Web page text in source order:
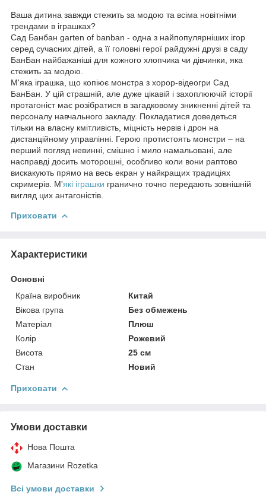
Ваша дитина завжди стежить за модою та всіма новітніми
трендами в іграшках?
Сад Банбан garten of banban - одна з найпопулярніших ігор
серед сучасних дітей, а її головні герої райдужні друзі в саду
БанБан найбажаніші для кожного хлопчика чи дівчинки, яка
стежить за модою.
М'яка іграшка, що копіює монстра з хорор-відеогри Сад
БанБан. У цій страшній, але дуже цікавій і захоплюючій історії
протагоніст має розібратися в загадковому зникненні дітей та
персоналу навчального закладу. Покладатися доведеться
тільки на власну кмітливість, міцність нервів і дрон на
дистанційному управлінні. Герою протистоять монстри – на
перший погляд невинні, смішно і мило намальовані, але
насправді досить моторошні, особливо коли вони раптово
вискакують прямо на весь екран у найкращих традиціях
скримерів. М'які іграшки гранично точно передають зовнішній
вигляд цих антагоністів.
Приховати
Характеристики
Основні
Країна виробник
Китай
Вікова група
Без обмежень
Матеріал
Плюш
Колір
Рожевий
Висота
25 см
Стан
Новий
Приховати
Умови доставки
Нова Пошта
Магазини Rozetka
Всі умови доставки